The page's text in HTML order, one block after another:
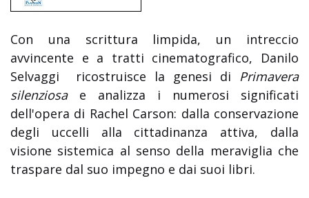
Con una scrittura limpida, un intreccio
avvincente e a tratti cinematografico, Danilo
Selvaggi ricostruisce la genesi di Primavera
silenziosae analizza i numerosi significati
dell'opera di Rachel Carson: dalla conservazione
degli uccelli alla cittadinanza attiva, dalla
visione sistemica al senso della meraviglia che
traspare dal suo impegno e dai suoi libri.